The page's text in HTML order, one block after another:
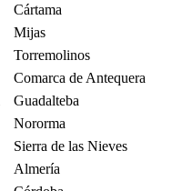
Cártama
Mijas
Torremolinos
Comarca de Antequera
Guadalteba
Nororma
Sierra de las Nieves
Almería